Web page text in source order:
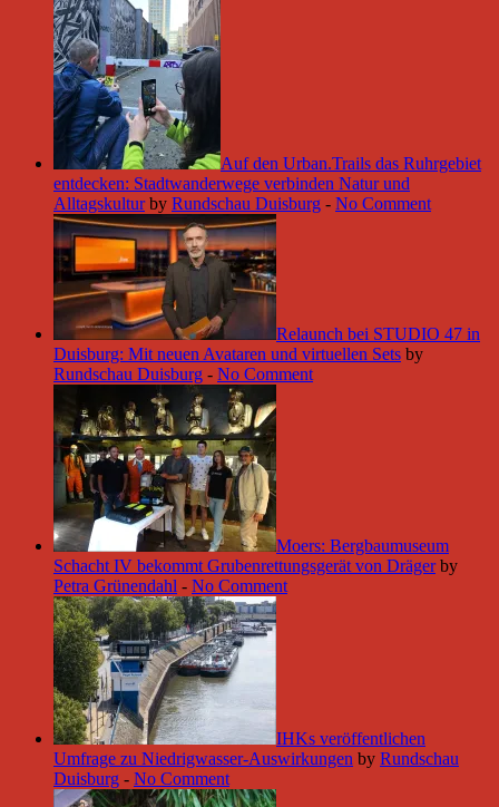
Auf den Urban.Trails das Ruhrgebiet
entdecken: Stadtwanderwege verbinden Natur und
Alltagskultur by Rundschau Duisburg - No Comment
Relaunch bei STUDIO 47 in
Duisburg: Mit neuen Avataren und virtuellen Sets by
Rundschau Duisburg - No Comment
Moers: Bergbaumuseum
Schacht IV bekommt Grubenrettungsgerät von Dräger by
Petra Grünendahl - No Comment
IHKs veröffentlichen
Umfrage zu Niedrigwasser-Auswirkungen by Rundschau
Duisburg - No Comment